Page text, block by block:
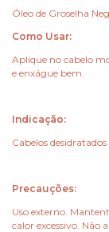
Óleo de Groselha
Como Usar:
Aplique no cabelo
e enxágue bem.
Indicação:
Cabelos
Precauções:
Uso externo.
calor excessivo. Não